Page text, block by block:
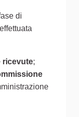
di
ricevute;